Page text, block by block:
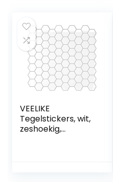
VEELIKE
Tegelstickers, wit,
zeshoekig,